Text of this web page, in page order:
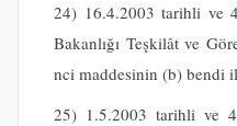
24) 16.4.2003 tarihli ve
Bakanlığı Teşkilât ve
nci maddesinin (b) bendi
25) 1.5.2003 tarihli ve